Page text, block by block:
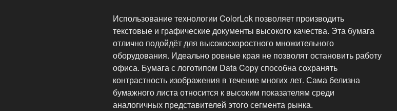
Использование технологии ColorLok позволяет производить
текстовые и графические документы высокого качества. Эта бумага
отлично подойдёт для высокоскоростного множительного
оборудования. Идеально ровные края не позволят остановить работу
офиса. Бумага с логотипом Data Copy способна сохранять
контрастность изображения в течение многих лет. Сама белизна
бумажного листа относится к высоким показателям среди
аналогичных представителей этого сегмента рынка.